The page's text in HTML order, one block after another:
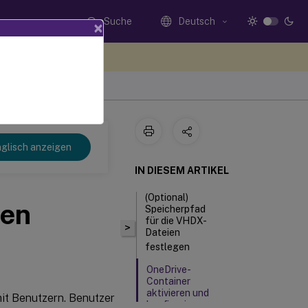
Suche Deutsch
anzeigen
Benutzern. Benutzer
>
IN DIESEM ARTIKEL
(Optional)
Speicherpfad
für die VHDX-
Dateien
festlegen
OneDrive-
Container
aktivieren und
konfigurieren
×